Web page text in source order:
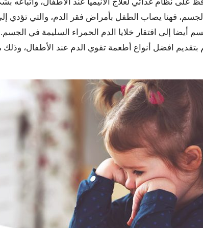
فهنا يصاب الطفل بأمراض فقر الدم، والتي تؤدي
إلى افتقار خلايا الدم الحمراء السليمة في الجسم.
افضل أنواع أطعمة تقوي الدم عند الأطفال،